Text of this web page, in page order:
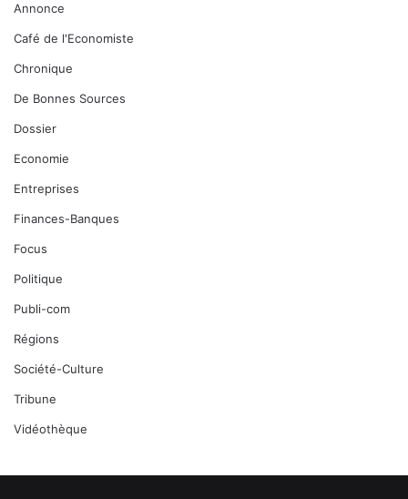
Annonce
Café de l'Economiste
Chronique
De Bonnes Sources
Dossier
Economie
Entreprises
Finances-Banques
Focus
Politique
Publi-com
Régions
Société-Culture
Tribune
Vidéothèque